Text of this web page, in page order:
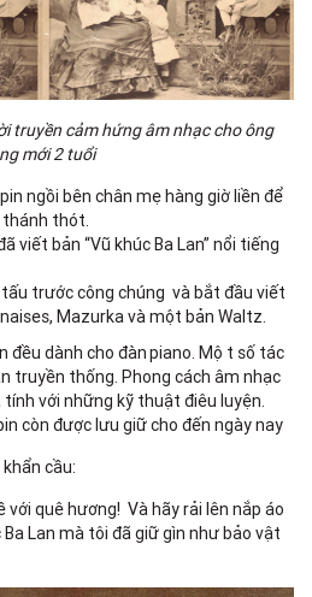
truyền cảm hứng âm nhạc cho ông
mới 2 tuổi
ngồi bên chân mẹ hàng giờ liền để
thánh thót.
viết bản “Vũ khúc Ba Lan” nổi tiếng
trước công chúng và bắt đầu viết
Mazurka và một bản Waltz.
đều dành cho đàn piano. Một số tác
truyền thống. Phong cách âm nhạc
với những kỹ thuật điêu luyện.
còn được lưu giữ cho đến ngày nay
cầu:
quê hương! Và hãy rải lên nắp áo
Lan mà tôi đã giữ gìn như bảo vật